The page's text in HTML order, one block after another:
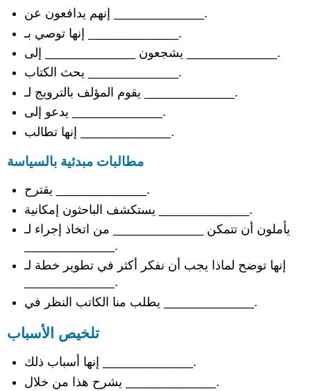
إنهم يدافعون عن _____________.
إنها توصي بـ _____________.
يشجعون _____________ إلى _____________.
يحث الكتاب _____________.
يقوم المؤلف بالترويج لـ _____________.
يدعو إلى _____________.
إنها تطالب _____________.
مطالبات مبدئية بالسياسة
يقترح _____________.
يستكشف الباحثون إمكانية _____________.
يأملون أن تتمكن _____________ من اتخاذ إجراء لـ
_____________.
إنها توضح لماذا يجب أن نفكر أكثر في تطوير خطة لـ
_____________.
يطلب منا الكاتب النظر في _____________.
تلخيص الأسباب
إنها أسباب ذلك _____________.
يشرح هذا من خلال _____________.